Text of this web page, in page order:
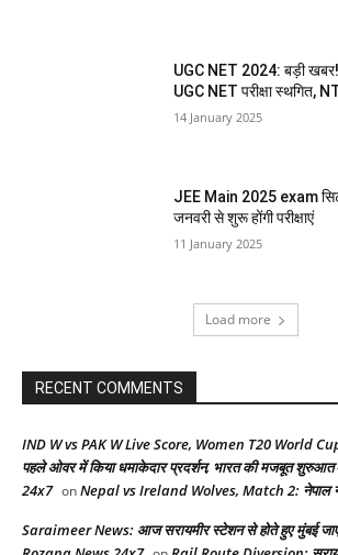
UGC NET 2024: बड़ी खबर!
UGC NET परीक्षा स्थगित,
14 January 2025
JEE Main 2025 exam
जनवरी से शुरू होंगी परीक्षाएं
11 January 2025
Load more
RECENT COMMENTS
IND W vs PAK W Live Score, Women T20 World
पहले ओवर में किया धमाकेदार प्रदर्शन, भारत की मजबूत
24x7 onNepal vs Ireland Wolves, Match 2: नेपाल ने
Saraimeer News: आज सरायमीर स्टेशन से होते हुए मुंबई